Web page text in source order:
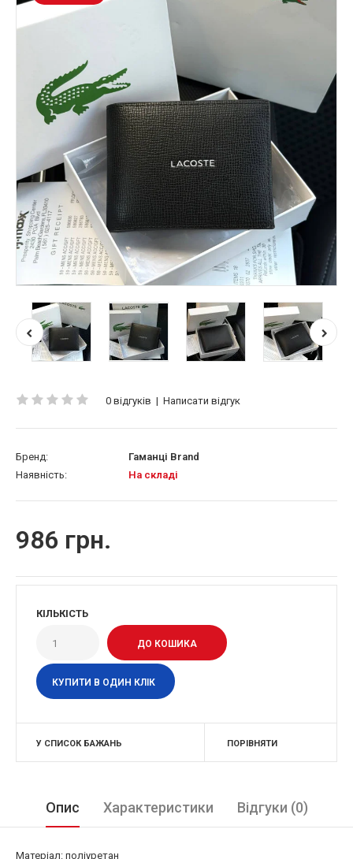
0 відгуків | Написати відгук
Бренд:
Гаманці Brand
Наявність:
На складі
986 грн.
КІЛЬКІСТЬ
КУПИТИ В ОДИН КЛІК
У СПИСОК БАЖАНЬ ПОРІВНЯТИ
Опис Характеристики Відгуки (0)
Матеріал: поліуретан